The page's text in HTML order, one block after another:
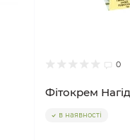
0
Фітокрем
в наявності